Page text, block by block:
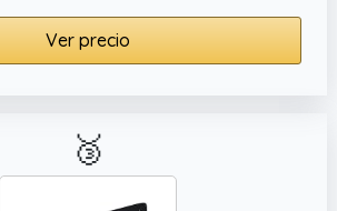
Ver precio
🥉